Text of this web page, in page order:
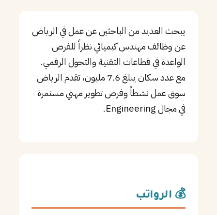
يبحث العديد من الباحثين عن عمل في الرياض
عن وظائف مهندس كيميائي نظراً للفرص
الواعدة في قطاعات التقنية والتحول الرقمي.
مع عدد سكان يبلغ 7.6 مليون، تقدم الرياض
سوق عمل نشطاً وفرص تطوير مهني مستمرة
في مجال Engineering.
💰 الرواتب